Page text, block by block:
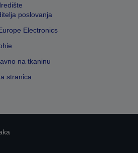
poslovanja
Electronics
na tkaninu
stranica